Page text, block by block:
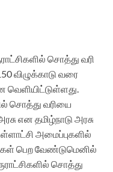
சொத்து வரி
விழுக்காடு வரை
வெளியிட்டுள்ளது.
சொத்து வரியை
என தமிழ்நாடு அரசு
அமைப்புகளில்
பெற வேண்டுமெனில்
சொத்து